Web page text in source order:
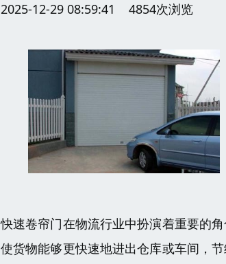
2025-12-29 08:59:41 4854次浏览
快速卷帘门在物流行业中扮演着重要的
使货物能够更快速地进出仓库或车间，